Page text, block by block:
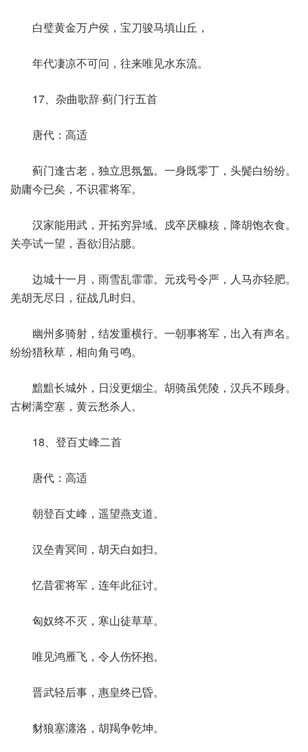
白璧黄金万户侯，宝刀骏马填山丘，
年代凄凉不可问，往来唯见水东流。
17、杂曲歌辞·蓟门行五首
唐代：高适
蓟门逢古老，独立思氛氲。一身既零丁，头鬓白纷纷。
勋庸今已矣，不识霍将军。
汉家能用武，开拓穷异域。戍卒厌糠核，降胡饱衣食。
关亭试一望，吾欲泪沾臆。
边城十一月，雨雪乱霏霏。元戎号令严，人马亦轻肥。
羌胡无尽日，征战几时归。
幽州多骑射，结发重横行。一朝事将军，出入有声名。
纷纷猎秋草，相向角弓鸣。
黯黯长城外，日没更烟尘。胡骑虽凭陵，汉兵不顾身。
古树满空塞，黄云愁杀人。
18、登百丈峰二首
唐代：高适
朝登百丈峰，遥望燕支道。
汉垒青冥间，胡天白如扫。
忆昔霍将军，连年此征讨。
匈奴终不灭，寒山徒草草。
唯见鸿雁飞，令人伤怀抱。
晋武轻后事，惠皇终已昏。
豺狼塞瀍洛，胡羯争乾坤。